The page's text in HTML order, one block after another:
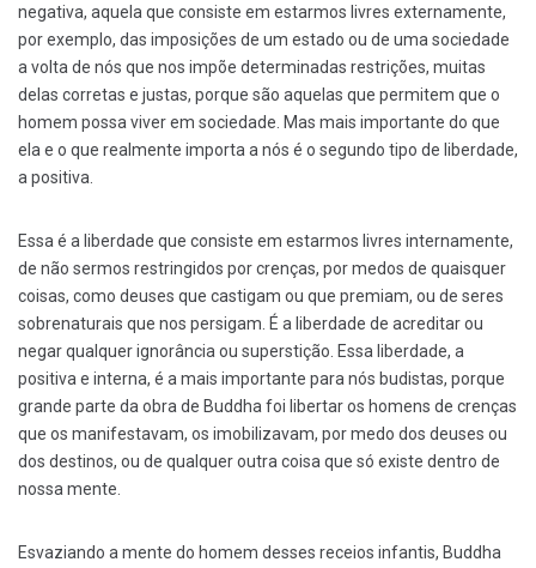
negativa, aquela que consiste em estarmos livres externamente,
por exemplo, das imposições de um estado ou de uma sociedade
a volta de nós que nos impõe determinadas restrições, muitas
delas corretas e justas, porque são aquelas que permitem que o
homem possa viver em sociedade. Mas mais importante do que
ela e o que realmente importa a nós é o segundo tipo de liberdade,
a positiva.
Essa é a liberdade que consiste em estarmos livres internamente,
de não sermos restringidos por crenças, por medos de quaisquer
coisas, como deuses que castigam ou que premiam, ou de seres
sobrenaturais que nos persigam. É a liberdade de acreditar ou
negar qualquer ignorância ou superstição. Essa liberdade, a
positiva e interna, é a mais importante para nós budistas, porque
grande parte da obra de Buddha foi libertar os homens de crenças
que os manifestavam, os imobilizavam, por medo dos deuses ou
dos destinos, ou de qualquer outra coisa que só existe dentro de
nossa mente.
Esvaziando a mente do homem desses receios infantis, Buddha